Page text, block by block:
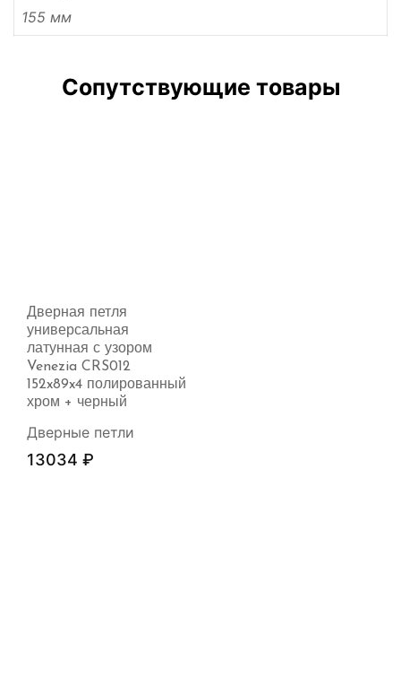
155 мм
Сопутствующие товары
Дверная петля
универсальная
латунная с узором
Venezia CRS012
152x89x4 полированный
хром + черный
Дверные петли
13034 ₽